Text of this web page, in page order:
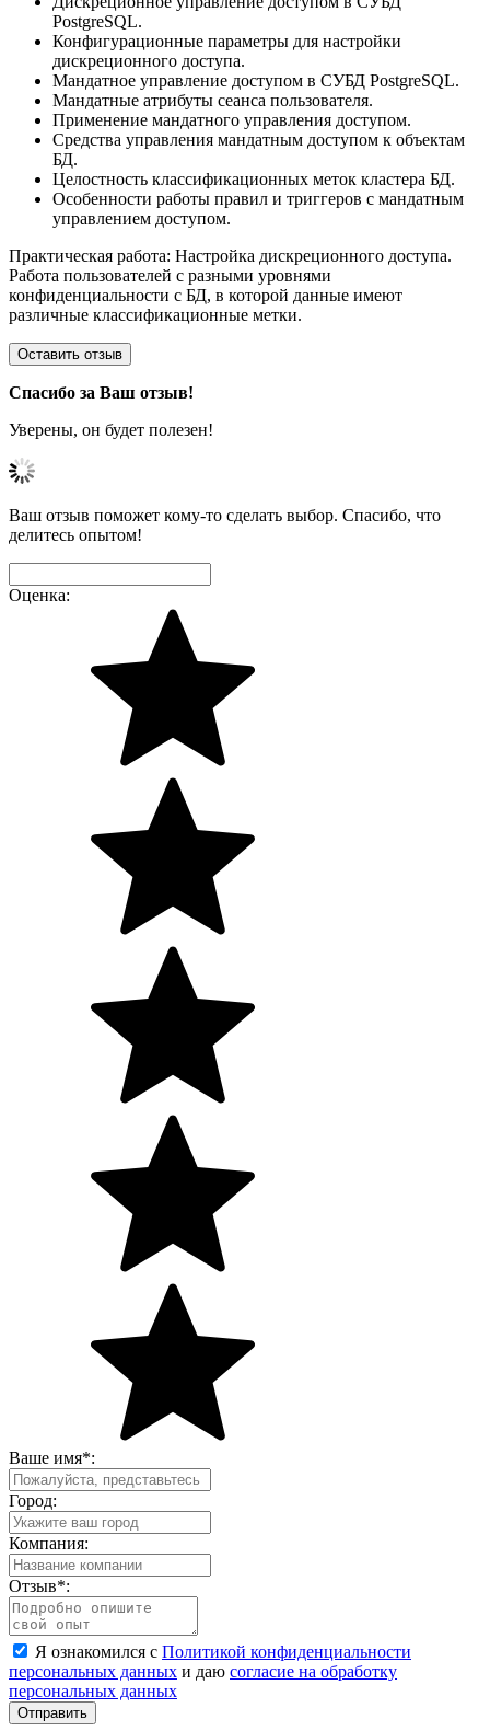
PostgreSQL.
Конфигурационные параметры для настройки
дискреционного доступа.
Мандатное управление доступом в СУБД PostgreSQL.
Мандатные атрибуты сеанса пользователя.
Применение мандатного управления доступом.
Средства управления мандатным доступом к объектам
БД.
Целостность классификационных меток кластера БД.
Особенности работы правил и триггеров с мандатным
управлением доступом.
Практическая работа: Настройка дискреционного доступа.
Работа пользователей с разными уровнями
конфиденциальности с БД, в которой данные имеют
различные классификационные метки.
Оставить отзыв
Спасибо за Ваш отзыв!
Уверены, он будет полезен!
Ваш отзыв поможет кому-то сделать выбор. Спасибо, что
делитесь опытом!
Оценка:
Ваше имя*:
Город:
Компания:
Отзыв*:
Я ознакомился с Политикой конфиденциальности
персональных данных и даю согласие на обработку
персональных данных
Отправить